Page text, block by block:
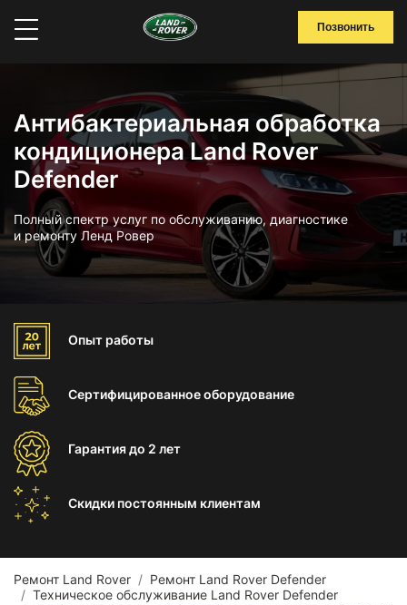
Позвонить
Антибактериальная обработка
кондиционера Land Rover
Defender
Полный спектр услуг по обслуживанию, диагностике
и ремонту Ленд Ровер
Опыт работы
Сертифицированноеоборудование
Гарантиядо 2 лет
Скидки постоянным клиентам
Ремонт Land Rover
Ремонт Land Rover Defender
Техническое обслуживание Land Rover Defender